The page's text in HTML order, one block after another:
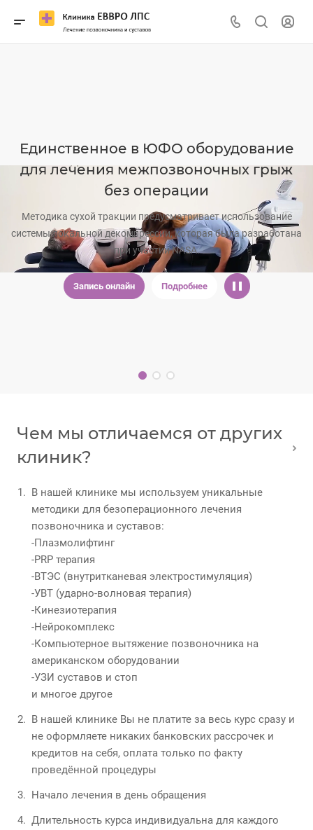
Единственное в ЮФО оборудование
для лечения межпозвоночных грыж
без операции
Методика сухой тракции предусматривает использование
системы локальной декомпрессии, которая была разработана
при участии NASA.
Запись онлайн Подробнее
Чем мы отличаемся от других
клиник?
В нашей клинике мы используем уникальные
методики для безоперационного лечения
позвоночника и суставов:
-Плазмолифтинг
-PRP терапия
-ВТЭС (внутритканевая электростимуляция)
-УВТ (ударно-волновая терапия)
-Кинезиотерапия
-Нейрокомплекс
-Компьютерное вытяжение позвоночника на
американском оборудовании
-УЗИ суставов и стоп
и многое другое
В нашей клинике Вы не платите за весь курс сразу и
не оформляете никаких банковских рассрочек и
кредитов на себя, оплата только по факту
проведённой процедуры
Начало лечения в день обращения
Длительность курса индивидуальна для каждого